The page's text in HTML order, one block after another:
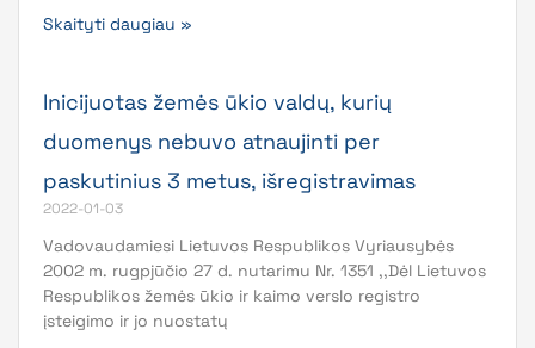
Skaityti daugiau »
Inicijuotas žemės ūkio valdų, kurių
duomenys nebuvo atnaujinti per
paskutinius 3 metus, išregistravimas
2022-01-03
Vadovaudamiesi Lietuvos Respublikos Vyriausybės
2002 m. rugpjūčio 27 d. nutarimu Nr. 1351 ,,Dėl Lietuvos
Respublikos žemės ūkio ir kaimo verslo registro
įsteigimo ir jo nuostatų